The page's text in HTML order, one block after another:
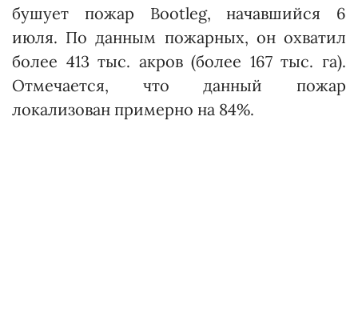
бушует пожар Bootleg, начавшийся 6
июля. По данным пожарных, он охватил
более 413 тыс. акров (более 167 тыс. га).
Отмечается, что данный пожар
локализован примерно на 84%.